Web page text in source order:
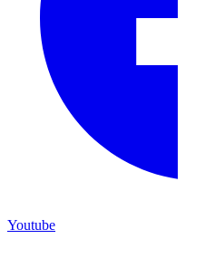
Youtube